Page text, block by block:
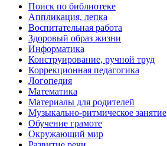
Поиск по библиотеке
Аппликация, лепка
Воспитательная работа
Здоровый образ жизни
Информатика
Конструирование, ручной труд
Коррекционная педагогика
Логопедия
Математика
Материалы для родителей
Музыкально-ритмическое занятие
Обучение грамоте
Окружающий мир